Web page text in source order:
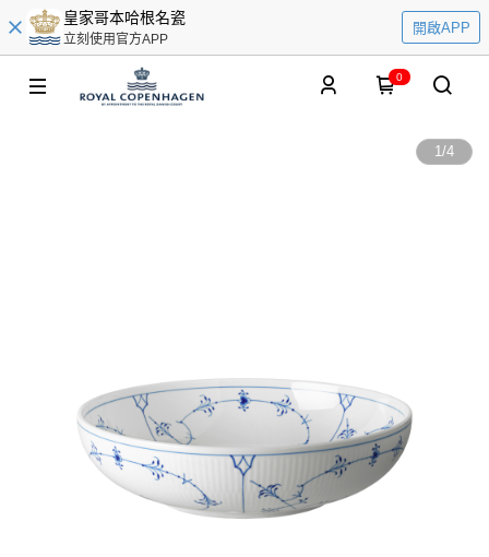
皇家哥本哈根名瓷
立刻使用官方APP
開啟APP
0
1/4